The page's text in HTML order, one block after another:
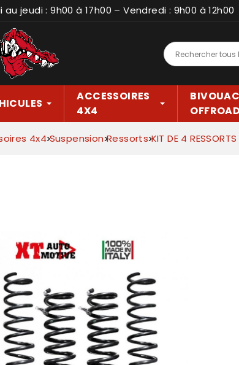
au jeudi : 9h00 à 17h00 – Vendredi : 9h00 à 12h00
ACCESSOIRES
4X4
BIVOUAC
OFFROAD
4x4 Suspension Ressorts KIT DE 4